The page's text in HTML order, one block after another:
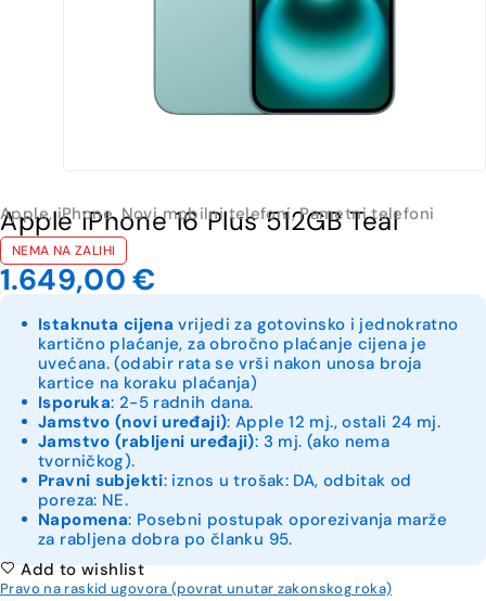
Apple,iPhone, Novi mobilni telefoni,Pametni telefoni
Apple iPhone 16 Plus 512GB Teal
NEMA NA ZALIHI
1.649,00€
Istaknuta cijena vrijedi za gotovinsko i jednokratno
kartično plaćanje, za obročno plaćanje cijena je
uvećana. (odabir rata se vrši nakon unosa broja
kartice na koraku plaćanja)
Isporuka: 2-5 radnih dana.
Jamstvo (novi uređaji): Apple 12 mj., ostali 24 mj.
Jamstvo (rabljeni uređaji): 3 mj. (ako nema
tvorničkog).
Pravni subjekti: iznos u trošak: DA, odbitak od
poreza: NE.
Napomena: Posebni postupak oporezivanja marže
za rabljena dobra po članku 95.
Add to wishlist
Pravo na raskid ugovora (povrat unutar zakonskog roka)